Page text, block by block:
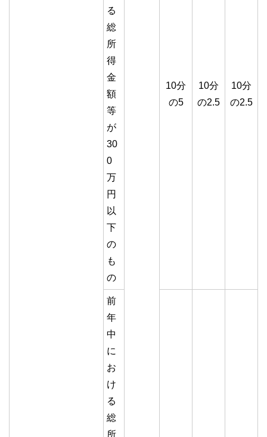
る
総
所
得
金
額
等
が
30
0
万
円
以
下
の
も
の
10分
の5
10分
の2.5
10分
の2.5
前
年
中
に
お
け
る
総
所